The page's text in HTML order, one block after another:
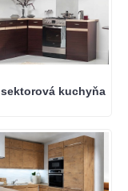
sektorová kuchyňa